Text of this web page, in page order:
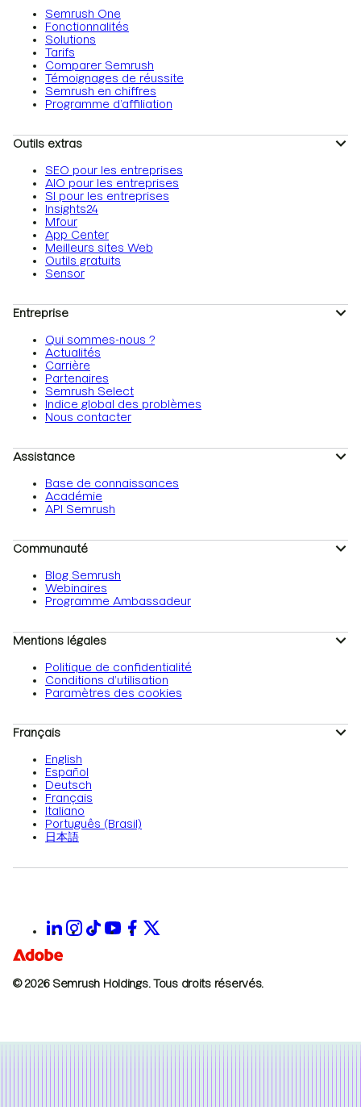
Semrush One
Fonctionnalités
Solutions
Tarifs
Comparer Semrush
Témoignages de réussite
Semrush en chiffres
Programme d’affiliation
Outils extras
SEO pour les entreprises
AIO pour les entreprises
SI pour les entreprises
Insights24
Mfour
App Center
Meilleurs sites Web
Outils gratuits
Sensor
Entreprise
Qui sommes-nous ?
Actualités
Carrière
Partenaires
Semrush Select
Indice global des problèmes
Nous contacter
Assistance
Base de connaissances
Académie
API Semrush
Communauté
Blog Semrush
Webinaires
Programme Ambassadeur
Mentions légales
Politique de confidentialité
Conditions d’utilisation
Paramètres des cookies
Français
English
Español
Deutsch
Français
Italiano
Português (Brasil)
日本語
© 2026 Semrush Holdings. Tous droits réservés.